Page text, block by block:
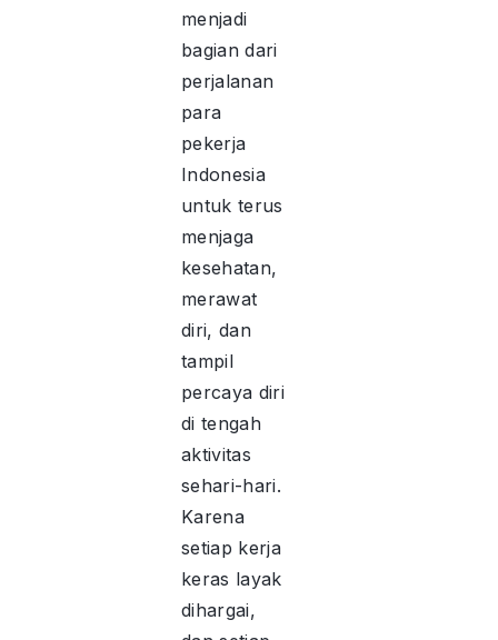
menjadi
bagian dari
perjalanan
para
pekerja
Indonesia
untuk terus
menjaga
kesehatan,
merawat
diri, dan
tampil
percaya diri
di tengah
aktivitas
sehari-hari.
Karena
setiap kerja
keras layak
dihargai,